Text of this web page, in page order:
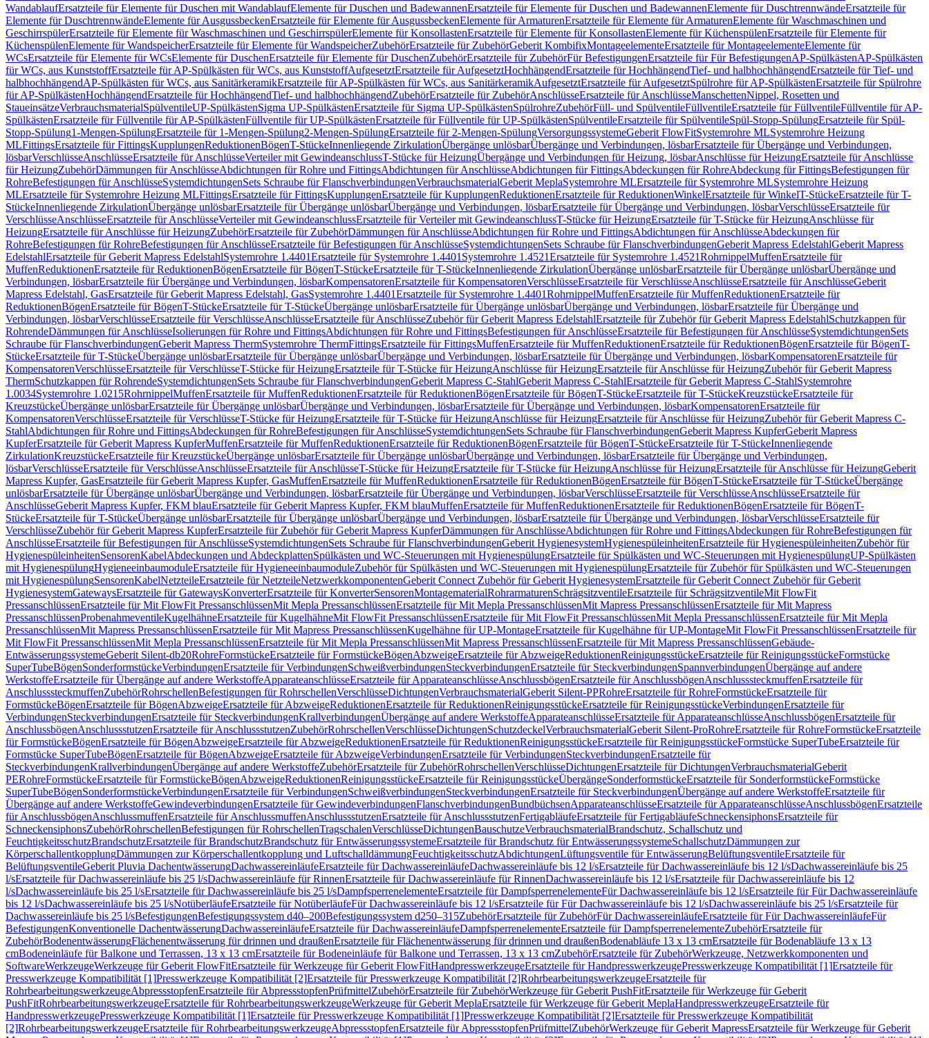
WandablaufErsatzteile für Elemente für Duschen mit WandablaufElemente für Duschen und BadewannenErsatzteile für Elemente für Duschen und BadewannenElemente für DuschtrennwändeErsatzteile für
Elemente für DuschtrennwändeElemente für AusgussbeckenErsatzteile für Elemente für AusgussbeckenElemente für ArmaturenErsatzteile für Elemente für ArmaturenElemente für Waschmaschinen und
GeschirrspülerErsatzteile für Elemente für Waschmaschinen und GeschirrspülerElemente für KonsollastenErsatzteile für Elemente für KonsollastenElemente für KüchenspülenErsatzteile für Elemente für
KüchenspülenElemente für WandspeicherErsatzteile für Elemente für WandspeicherZubehörErsatzteile für ZubehörGeberit KombifixMontageelementeErsatzteile für MontageelementeElemente für
WCsErsatzteile für Elemente für WCsElemente für DuschenErsatzteile für Elemente für DuschenZubehörErsatzteile für ZubehörFür BefestigungenErsatzteile für Für BefestigungenAP-SpülkästenAP-Spülkästen
für WCs, aus KunststoffErsatzteile für AP-Spülkästen für WCs, aus KunststoffAufgesetztErsatzteile für AufgesetztHochhängendErsatzteile für HochhängendTief- und halbhochhängendErsatzteile für Tief- und
halbhochhängendAP-Spülkästen für WCs, aus SanitärkeramikErsatzteile für AP-Spülkästen für WCs, aus SanitärkeramikAufgesetztErsatzteile für AufgesetztSpülrohre für AP-SpülkästenErsatzteile für Spülrohre
für AP-SpülkästenHochhängendErsatzteile für HochhängendTief- und halbhochhängendZubehörErsatzteile für ZubehörAnschlüsseErsatzteile für AnschlüsseManschettenNippel, Rosetten und
StaueinsätzeVerbrauchsmaterialSpülventileUP-SpülkästenSigma UP-SpülkästenErsatzteile für Sigma UP-SpülkästenSpülrohreZubehörFüll- und SpülventileFüllventileErsatzteile für FüllventileFüllventile für AP-
SpülkästenErsatzteile für Füllventile für AP-SpülkästenFüllventile für UP-SpülkästenErsatzteile für Füllventile für UP-SpülkästenSpülventileErsatzteile für SpülventileSpül-Stopp-SpülungErsatzteile für Spül-
Stopp-Spülung1-Mengen-SpülungErsatzteile für 1-Mengen-Spülung2-Mengen-SpülungErsatzteile für 2-Mengen-SpülungVersorgungssystemeGeberit FlowFitSystemrohre MLSystemrohre Heizung
MLFittingsErsatzteile für FittingsKupplungenReduktionenBögenT-StückeInnenliegende ZirkulationÜbergänge unlösbarÜbergänge und Verbindungen, lösbarErsatzteile für Übergänge und Verbindungen,
lösbarVerschlüsseAnschlüsseErsatzteile für AnschlüsseVerteiler mit GewindeanschlussT-Stücke für HeizungÜbergänge und Verbindungen für Heizung, lösbarAnschlüsse für HeizungErsatzteile für Anschlüsse
für HeizungZubehörDämmungen für AnschlüsseAbdichtungen für Rohre und FittingsAbdichtungen für AnschlüsseAbdichtungen für FittingsAbdeckungen für RohreAbdeckung für FittingsBefestigungen für
RohreBefestigungen für AnschlüsseSystemdichtungenSets Schraube für FlanschverbindungenVerbrauchsmaterialGeberit MeplaSystemrohre MLErsatzteile für Systemrohre MLSystemrohre Heizung
MLErsatzteile für Systemrohre Heizung MLFittingsErsatzteile für FittingsKupplungenErsatzteile für KupplungenReduktionenErsatzteile für ReduktionenWinkelErsatzteile für WinkelT-StückeErsatzteile für T-
StückeInnenliegende ZirkulationÜbergänge unlösbarErsatzteile für Übergänge unlösbarÜbergänge und Verbindungen, lösbarErsatzteile für Übergänge und Verbindungen, lösbarVerschlüsseErsatzteile für
VerschlüsseAnschlüsseErsatzteile für AnschlüsseVerteiler mit GewindeanschlussErsatzteile für Verteiler mit GewindeanschlussT-Stücke für HeizungErsatzteile für T-Stücke für HeizungAnschlüsse für
HeizungErsatzteile für Anschlüsse für HeizungZubehörErsatzteile für ZubehörDämmungen für AnschlüsseAbdichtungen für Rohre und FittingsAbdichtungen für AnschlüsseAbdeckungen für
RohreBefestigungen für RohreBefestigungen für AnschlüsseErsatzteile für Befestigungen für AnschlüsseSystemdichtungenSets Schraube für FlanschverbindungenGeberit Mapress EdelstahlGeberit Mapress
EdelstahlErsatzteile für Geberit Mapress EdelstahlSystemrohre 1.4401Ersatzteile für Systemrohre 1.4401 Systemrohre 1.4521Ersatzteile für Systemrohre 1.4521RohrnippelMuffenErsatzteile für
MuffenReduktionenErsatzteile für ReduktionenBögenErsatzteile für BögenT-StückeErsatzteile für T-StückeInnenliegende ZirkulationÜbergänge unlösbarErsatzteile für Übergänge unlösbarÜbergänge und
Verbindungen, lösbarErsatzteile für Übergänge und Verbindungen, lösbarKompensatorenErsatzteile für KompensatorenVerschlüsseErsatzteile für VerschlüsseAnschlüsseErsatzteile für AnschlüsseGeberit
Mapress Edelstahl, GasErsatzteile für Geberit Mapress Edelstahl, GasSystemrohre 1.4401Ersatzteile für Systemrohre 1.4401RohrnippelMuffenErsatzteile für MuffenReduktionenErsatzteile für
ReduktionenBögenErsatzteile für BögenT-StückeErsatzteile für T-StückeÜbergänge unlösbarErsatzteile für Übergänge unlösbarÜbergänge und Verbindungen, lösbarErsatzteile für Übergänge und
Verbindungen, lösbarVerschlüsseErsatzteile für VerschlüsseAnschlüsseErsatzteile für AnschlüsseZubehör für Geberit Mapress EdelstahlErsatzteile für Zubehör für Geberit Mapress EdelstahlSchutzkappen für
RohrendeDämmungen für AnschlüsseIsolierungen für Rohre und FittingsAbdichtungen für Rohre und FittingsBefestigungen für AnschlüsseErsatzteile für Befestigungen für AnschlüsseSystemdichtungenSets
Schraube für FlanschverbindungenGeberit Mapress ThermSystemrohre ThermFittingsErsatzteile für FittingsMuffenErsatzteile für MuffenReduktionenErsatzteile für ReduktionenBögenErsatzteile für BögenT-
StückeErsatzteile für T-StückeÜbergänge unlösbarErsatzteile für Übergänge unlösbarÜbergänge und Verbindungen, lösbarErsatzteile für Übergänge und Verbindungen, lösbarKompensatorenErsatzteile für
KompensatorenVerschlüsseErsatzteile für VerschlüsseT-Stücke für HeizungErsatzteile für T-Stücke für HeizungAnschlüsse für HeizungErsatzteile für Anschlüsse für HeizungZubehör für Geberit Mapress
ThermSchutzkappen für RohrendeSystemdichtungenSets Schraube für FlanschverbindungenGeberit Mapress C-StahlGeberit Mapress C-StahlErsatzteile für Geberit Mapress C-StahlSystemrohre
1.0034Systemrohre 1.0215RohrnippelMuffenErsatzteile für MuffenReduktionenErsatzteile für ReduktionenBögenErsatzteile für BögenT-StückeErsatzteile für T-StückeKreuzstückeErsatzteile für
KreuzstückeÜbergänge unlösbarErsatzteile für Übergänge unlösbarÜbergänge und Verbindungen, lösbarErsatzteile für Übergänge und Verbindungen, lösbarKompensatorenErsatzteile für
KompensatorenVerschlüsseErsatzteile für VerschlüsseT-Stücke für HeizungErsatzteile für T-Stücke für HeizungAnschlüsse für HeizungErsatzteile für Anschlüsse für HeizungZubehör für Geberit Mapress C-
StahlAbdichtungen für Rohre und FittingsAbdeckungen für RohreBefestigungen für AnschlüsseSystemdichtungenSets Schraube für FlanschverbindungenGeberit Mapress KupferGeberit Mapress
KupferErsatzteile für Geberit Mapress KupferMuffenErsatzteile für MuffenReduktionenErsatzteile für ReduktionenBögenErsatzteile für BögenT-StückeErsatzteile für T-StückeInnenliegende
ZirkulationKreuzstückeErsatzteile für KreuzstückeÜbergänge unlösbarErsatzteile für Übergänge unlösbarÜbergänge und Verbindungen, lösbarErsatzteile für Übergänge und Verbindungen,
lösbarVerschlüsseErsatzteile für VerschlüsseAnschlüsseErsatzteile für AnschlüsseT-Stücke für HeizungErsatzteile für T-Stücke für HeizungAnschlüsse für HeizungErsatzteile für Anschlüsse für HeizungGeberit
Mapress Kupfer, GasErsatzteile für Geberit Mapress Kupfer, GasMuffenErsatzteile für MuffenReduktionenErsatzteile für ReduktionenBögenErsatzteile für BögenT-StückeErsatzteile für T-StückeÜbergänge
unlösbarErsatzteile für Übergänge unlösbarÜbergänge und Verbindungen, lösbarErsatzteile für Übergänge und Verbindungen, lösbarVerschlüsseErsatzteile für VerschlüsseAnschlüsseErsatzteile für
AnschlüsseGeberit Mapress Kupfer, FKM blauErsatzteile für Geberit Mapress Kupfer, FKM blauMuffenErsatzteile für MuffenReduktionenErsatzteile für ReduktionenBögenErsatzteile für BögenT-
StückeErsatzteile für T-StückeÜbergänge unlösbarErsatzteile für Übergänge unlösbarÜbergänge und Verbindungen, lösbarErsatzteile für Übergänge und Verbindungen, lösbarVerschlüsseErsatzteile für
VerschlüsseZubehör für Geberit Mapress KupferErsatzteile für Zubehör für Geberit Mapress KupferDämmungen für AnschlüsseAbdichtungen für Rohre und FittingsAbdeckungen für RohreBefestigungen für
AnschlüsseErsatzteile für Befestigungen für AnschlüsseSystemdichtungenSets Schraube für FlanschverbindungenGeberit HygienesystemHygienespüleinheitenErsatzteile für HygienespüleinheitenZubehör für
HygienespüleinheitenSensorenKabelAbdeckungen und AbdeckplattenSpülkästen und WC-Steuerungen mit HygienespülungErsatzteile für Spülkästen und WC-Steuerungen mit HygienespülungUP-Spülkästen
mit HygienespülungHygieneeinbaumoduleErsatzteile für HygieneeinbaumoduleZubehör für Spülkästen und WC-Steuerungen mit HygienespülungErsatzteile für Zubehör für Spülkästen und WC-Steuerungen
mit HygienespülungSensorenKabelNetzteileErsatzteile für NetzteileNetzwerkkomponentenGeberit Connect Zubehör für Geberit HygienesystemErsatzteile für Geberit Connect Zubehör für Geberit
HygienesystemGatewaysErsatzteile für GatewaysKonverterErsatzteile für KonverterSensorenMontagematerialRohrarmaturenSchrägsitzventileErsatzteile für SchrägsitzventileMit FlowFit
PressanschlüssenErsatzteile für Mit FlowFit PressanschlüssenMit Mepla PressanschlüssenErsatzteile für Mit Mepla PressanschlüssenMit Mapress PressanschlüssenErsatzteile für Mit Mapress
PressanschlüssenProbenahmeventileKugelhähneErsatzteile für KugelhähneMit FlowFit PressanschlüssenErsatzteile für Mit FlowFit PressanschlüssenMit Mepla PressanschlüssenErsatzteile für Mit Mepla
PressanschlüssenMit Mapress PressanschlüssenErsatzteile für Mit Mapress PressanschlüssenKugelhähne für UP-MontageErsatzteile für Kugelhähne für UP-MontageMit FlowFit PressanschlüssenErsatzteile für
Mit FlowFit PressanschlüssenMit Mepla PressanschlüssenErsatzteile für Mit Mepla PressanschlüssenMit Mapress PressanschlüssenErsatzteile für Mit Mapress PressanschlüssenGebäude-
EntwässerungssystemeGeberit Silent-db20RohreFormstückeErsatzteile für FormstückeBögenAbzweigeErsatzteile für AbzweigeReduktionenReinigungsstückeErsatzteile für ReinigungsstückeFormstücke
SuperTubeBögenSonderformstückeVerbindungenErsatzteile für VerbindungenSchweißverbindungenSteckverbindungenErsatzteile für SteckverbindungenSpannverbindungenÜbergänge auf andere
WerkstoffeErsatzteile für Übergänge auf andere WerkstoffeApparateanschlüsseErsatzteile für ApparateanschlüsseAnschlussbögenErsatzteile für AnschlussbögenAnschlusssteckmuffenErsatzteile für
AnschlusssteckmuffenZubehörRohrschellenBefestigungen für RohrschellenVerschlüsseDichtungenVerbrauchsmaterialGeberit Silent-PPRohreErsatzteile für RohreFormstückeErsatzteile für
FormstückeBögenErsatzteile für BögenAbzweigeErsatzteile für AbzweigeReduktionenErsatzteile für ReduktionenReinigungsstückeErsatzteile für ReinigungsstückeVerbindungenErsatzteile für
VerbindungenSteckverbindungenErsatzteile für SteckverbindungenKrallverbindungenÜbergänge auf andere WerkstoffeApparateanschlüsseErsatzteile für ApparateanschlüsseAnschlussbögenErsatzteile für
AnschlussbögenAnschlussstutzenErsatzteile für AnschlussstutzenZubehörRohrschellenVerschlüsseDichtungenSchutzdeckelVerbrauchsmaterialGeberit Silent-ProRohreErsatzteile für RohreFormstückeErsatzteile
für FormstückeBögenErsatzteile für BögenAbzweigeErsatzteile für AbzweigeReduktionenErsatzteile für ReduktionenReinigungsstückeErsatzteile für ReinigungsstückeFormstücke SuperTubeErsatzteile für
Formstücke SuperTubeBögenErsatzteile für BögenAbzweigeErsatzteile für AbzweigeVerbindungenErsatzteile für VerbindungenSteckverbindungenErsatzteile für
SteckverbindungenKrallverbindungenÜbergänge auf andere WerkstoffeZubehörErsatzteile für ZubehörRohrschellenVerschlüsseDichtungenErsatzteile für DichtungenVerbrauchsmaterialGeberit
PERohreFormstückeErsatzteile für FormstückeBögenAbzweigeReduktionenReinigungsstückeErsatzteile für ReinigungsstückeÜbergängeSonderformstückeErsatzteile für SonderformstückeFormstücke
SuperTubeBögenSonderformstückeVerbindungenErsatzteile für VerbindungenSchweißverbindungenSteckverbindungenErsatzteile für SteckverbindungenÜbergänge auf andere WerkstoffeErsatzteile für
Übergänge auf andere WerkstoffeGewindeverbindungenErsatzteile für GewindeverbindungenFlanschverbindungenBundbüchsenApparateanschlüsseErsatzteile für ApparateanschlüsseAnschlussbögenErsatzteile
für AnschlussbögenAnschlussmuffenErsatzteile für AnschlussmuffenAnschlussstutzenErsatzteile für AnschlussstutzenFertigabläufeErsatzteile für FertigabläufeSchneckensiphonsErsatzteile für
SchneckensiphonsZubehörRohrschellenBefestigungen für RohrschellenTragschalenVerschlüsseDichtungenBauschutzeVerbrauchsmaterialBrandschutz, Schallschutz und
FeuchtigkeitsschutzBrandschutzErsatzteile für BrandschutzBrandschutz für EntwässerungssystemeErsatzteile für Brandschutz für EntwässerungssystemeSchallschutzDämmungen zur
KörperschallentkopplungDämmungen zur Körperschallentkopplung und LuftschalldämmungFeuchtigkeitsschutzAbdichtungenLüftungsventile für EntwässerungBelüftungsventileErsatzteile für
BelüftungsventileGeberit Pluvia DachentwässerungDachwassereinläufeErsatzteile für DachwassereinläufeDachwassereinläufe bis 12 l/sErsatzteile für Dachwassereinläufe bis 12 l/sDachwassereinläufe bis 25
l/sErsatzteile für Dachwassereinläufe bis 25 l/sDachwassereinläufe für RinnenErsatzteile für Dachwassereinläufe für RinnenDachwassereinläufe bis 12 l/sErsatzteile für Dachwassereinläufe bis 12
l/sDachwassereinläufe bis 25 l/sErsatzteile für Dachwassereinläufe bis 25 l/sDampfsperrenelementeErsatzteile für DampfsperrenelementeFür Dachwassereinläufe bis 12 l/sErsatzteile für Für Dachwassereinläufe
bis 12 l/sDachwassereinläufe bis 25 l/sNotüberläufeErsatzteile für NotüberläufeFür Dachwassereinläufe bis 12 l/sErsatzteile für Für Dachwassereinläufe bis 12 l/sDachwassereinläufe bis 25 l/sErsatzteile für
Dachwassereinläufe bis 25 l/sBefestigungenBefestigungssystem d40–200Befestigungssystem d250–315ZubehörErsatzteile für ZubehörFür DachwassereinläufeErsatzteile für Für DachwassereinläufeFür
BefestigungenKonventionelle DachentwässerungDachwassereinläufeErsatzteile für DachwassereinläufeDampfsperrenelementeErsatzteile für DampfsperrenelementeZubehörErsatzteile für
ZubehörBodenentwässerungFlächenentwässerung für drinnen und draußenErsatzteile für Flächenentwässerung für drinnen und draußenBodenabläufe 13 x 13 cmErsatzteile für Bodenabläufe 13 x 13
cmBodeneinläufe für Balkone und Terrassen, 13 x 13 cmErsatzteile für Bodeneinläufe für Balkone und Terrassen, 13 x 13 cmZubehörErsatzteile für ZubehörWerkzeuge, Netzwerkkomponenten und
SoftwareWerkzeugeWerkzeuge für Geberit FlowFitErsatzteile für Werkzeuge für Geberit FlowFitHandpresswerkzeugeErsatzteile für HandpresswerkzeugePresswerkzeuge Kompatibilität [1]Ersatzteile für
Presswerkzeuge Kompatibilität [1]Presswerkzeuge Kompatibilität [2]Ersatzteile für Presswerkzeuge Kompatibilität [2]RohrbearbeitungswerkzeugeErsatzteile für
RohrbearbeitungswerkzeugeAbpressstopfenErsatzteile für AbpressstopfenPrüfmittelZubehörErsatzteile für ZubehörWerkzeuge für Geberit PushFitErsatzteile für Werkzeuge für Geberit
PushFitRohrbearbeitungswerkzeugeErsatzteile für RohrbearbeitungswerkzeugeWerkzeuge für Geberit MeplaErsatzteile für Werkzeuge für Geberit MeplaHandpresswerkzeugeErsatzteile für
HandpresswerkzeugePresswerkzeuge Kompatibilität [1]Ersatzteile für Presswerkzeuge Kompatibilität [1]Presswerkzeuge Kompatibilität [2]Ersatzteile für Presswerkzeuge Kompatibilität
[2]RohrbearbeitungswerkzeugeErsatzteile für RohrbearbeitungswerkzeugeAbpressstopfenErsatzteile für AbpressstopfenPrüfmittelZubehörWerkzeuge für Geberit MapressErsatzteile für Werkzeuge für Geberit